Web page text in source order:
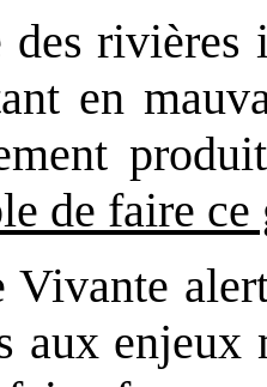
des
en
de faire
Vivante
aux enjeux